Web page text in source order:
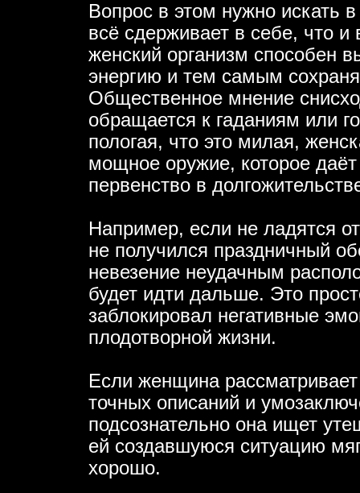
Вопрос в этом нужно искать
всё сдерживает в себе, что и
женский организм способен
энергию и тем самым
Общественное мнение
обращается к гаданиям или
пологая, что это милая,
мощное оружие, которое
первенство в
Например, если не ладятся
не получился праздничный
невезение неудачным
будет идти дальше. Это
заблокировал негативные
плодотворной жизни.
Если женщина
точных описаний и
подсознательно она ищет
ей создавшуюся ситуацию
хорошо.